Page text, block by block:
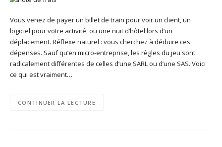
Vous venez de payer un billet de train pour voir un client, un
logiciel pour votre activité, ou une nuit d’hôtel lors d’un
déplacement. Réflexe naturel : vous cherchez à déduire ces
dépenses. Sauf qu’en micro-entreprise, les règles du jeu sont
radicalement différentes de celles d’une SARL ou d’une SAS. Voici
ce qui est vraiment…
CONTINUER LA LECTURE